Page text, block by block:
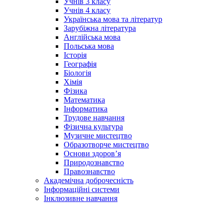
Учнів 4 класу
Українська мова та літератур
Зарубіжна література
Англійська мова
Польська мова
Історія
Географія
Біологія
Хімія
Фізика
Математика
Інформатика
Трудове навчання
Фізична культура
Музичне мистецтво
Образотворче мистецтво
Основи здоров’я
Природознавство
Правознавство
Академічна доброчесність
Інформаційні системи
Інклюзивне навчання